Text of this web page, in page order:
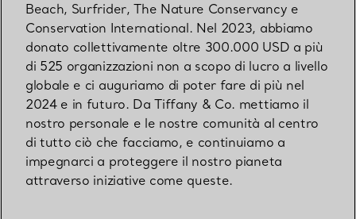
Beach, Surfrider, The Nature Conservancy e
Conservation International. Nel 2023, abbiamo
donato collettivamente oltre 300.000 USD a più
di 525 organizzazioni non a scopo di lucro a livello
globale e ci auguriamo di poter fare di più nel
2024 e in futuro. Da Tiffany & Co. mettiamo il
nostro personale e le nostre comunità al centro
di tutto ciò che facciamo, e continuiamo a
impegnarci a proteggere il nostro pianeta
attraverso iniziative come queste.